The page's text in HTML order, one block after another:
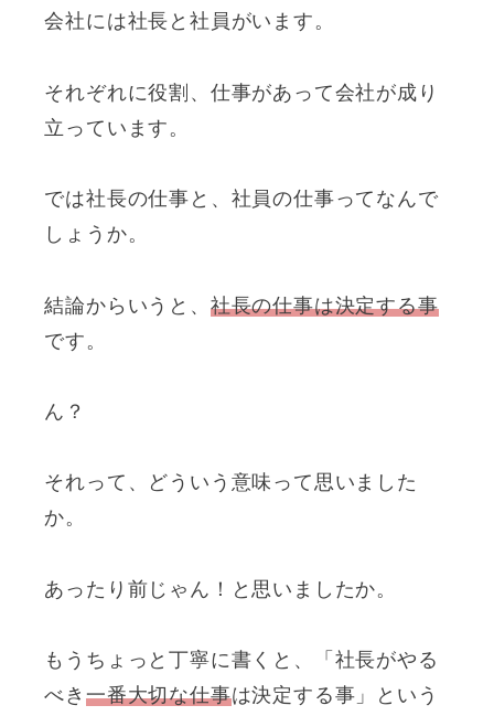
会社には社長と社員がいます。
それぞれに役割、仕事があって会社が成り
立っています。
では社長の仕事と、社員の仕事ってなんで
しょうか。
結論からいうと、 社長の仕事は決定する事
です。
ん？
それって、どういう意味って思いました
か。
あったり前じゃん！と思いましたか。
もうちょっと丁寧に書くと、「社長がやる
べき 一番大切な仕事は決定する事」という